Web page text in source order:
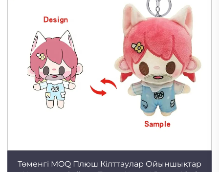
Төменгі MOQ Плюш Кілттаулар Ойыншықтар